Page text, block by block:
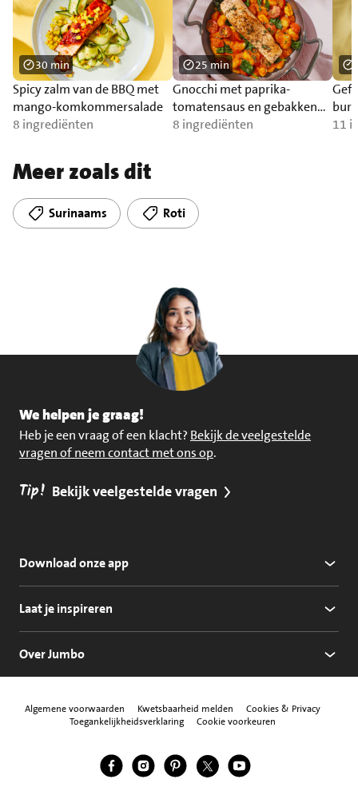
Spicy zalm van de BBQ met
mango-komkommersalade
8 ingrediënten
30 min
Gnocchi met paprika-
tomatensaus en gebakken
zalm
8 ingrediënten
25 min
11
Meer zoals dit
Surinaams Roti
We helpen je graag!
Heb je een vraag of een klacht? Bekijk de veelgestelde
vragen of neem contact met ons op.
Tip! Bekijk veelgestelde vragen
Download onze app
Laat je inspireren
Over Jumbo
Algemene voorwaarden Kwetsbaarheid melden
Cookies & Privacy
Toegankelijkheidsverklaring
Cookie voorkeuren
Volg ons
Jumbo Facebook
Jumbo Instagram
Jumbo Pinterest
Jumbo Twitter
Jumbo YouTube